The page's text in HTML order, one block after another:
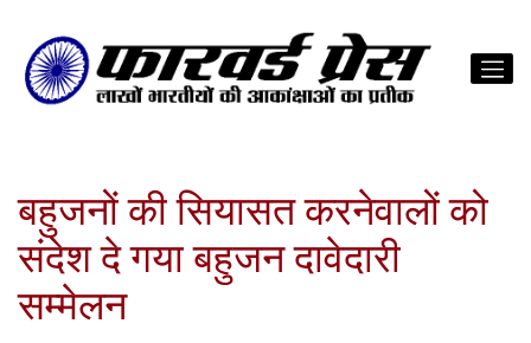
बहुजनों की सियासत करनेवालों को
संदेश दे गया बहुजन दावेदारी
सम्मेलन